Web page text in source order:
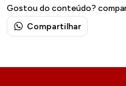
Gostou do conteúdo?
Compartilhar